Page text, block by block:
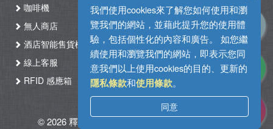
我們使用cookies來了解您如何使用和瀏
覽我們的網站，並藉此提升您的使用體
驗，包括個性化的內容和廣告。 如您繼
續使用和瀏覽我們的網站，即表示您同
意我們以上使用cookies的目的、更新的
隱私條款和使用條款。
同意
咖啡機
無人商店
酒店智能售貨機自助入住系統
線上客服
RFID 感應箱
© 2026 釋能。版權所有